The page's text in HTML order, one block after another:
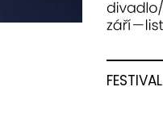
FESTIVAL